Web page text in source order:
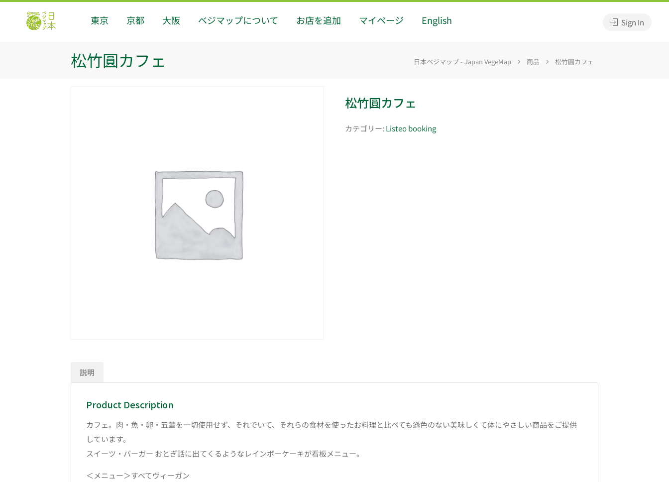
東京 京都 大阪 ベジマップについて お店を追加 マイページ English Sign In
松竹圓カフェ 日本ベジマップ - Japan VegeMap 商品 松竹圓カフェ
松竹圓カフェ
カテゴリー: Listeo booking
説明
Product Description
カフェ。肉・魚・卵・五葷を一切使用せず、それでいて、それらの食材を使ったお料理と比べても遜色のない美味しくて体にやさしい商品をご提供
しています。
スイーツ・バーガー おとぎ話に出てくるようなレインボーケーキが看板メニュー。
＜メニュー＞すべてヴィーガン